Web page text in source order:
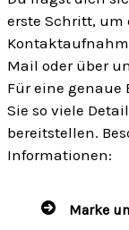
erste Schritt, um
Mail oder über
Für eine genaue
Sie so viele
bereitstellen.
Informationen:
Marke